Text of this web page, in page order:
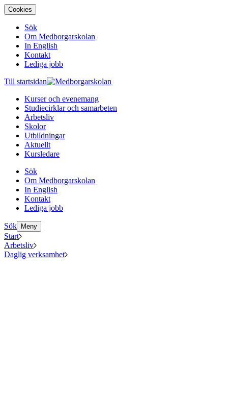
Cookies
Sök
Om Medborgarskolan
In English
Kontakt
Lediga jobb
Till startsidan
Kurser och evenemang
Studiecirklar och samarbeten
Arbetsliv
Skolor
Utbildningar
Aktuellt
Kursledare
Sök
Om Medborgarskolan
In English
Kontakt
Lediga jobb
Sök Meny
Start
Arbetsliv
Daglig verksamhet